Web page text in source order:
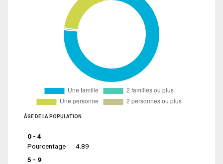
ÂGE DE LA POPULATION
0 - 4
Pourcentage
4.89
5 - 9